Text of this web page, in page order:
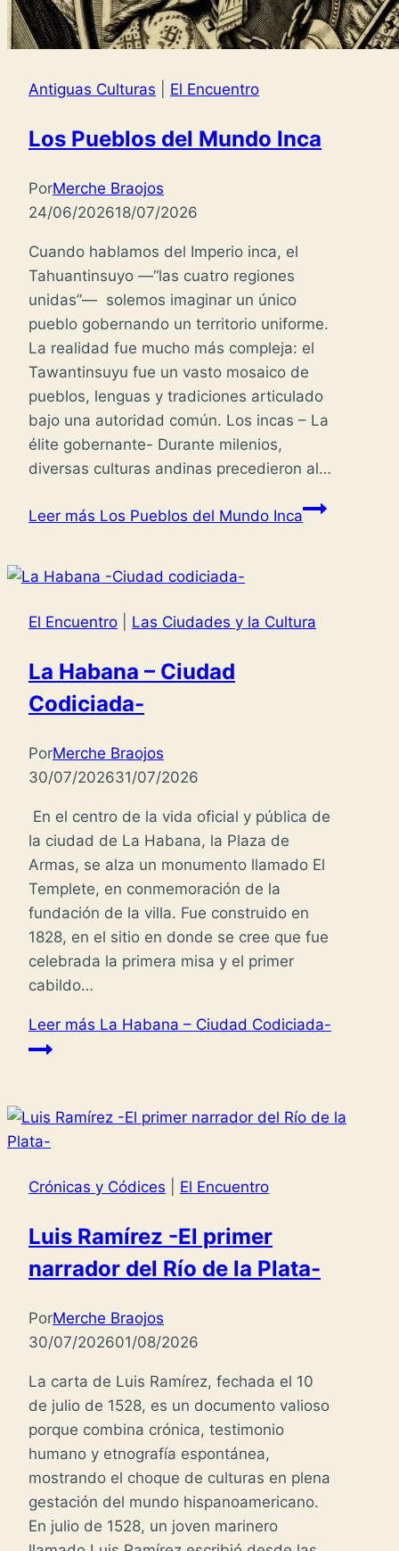
Antiguas Culturas El Encuentro
Los Pueblos del Mundo Inca
PorMerche Braojos
24/06/202618/07/2026
Cuando hablamos del Imperio inca, el
Tahuantinsuyo —“las cuatro regiones
unidas”— solemos imaginar un único
pueblo gobernando un territorio uniforme.
La realidad fue mucho más compleja: el
Tawantinsuyu fue un vasto mosaico de
pueblos, lenguas y tradiciones articulado
bajo una autoridad común. Los incas – La
élite gobernante- Durante milenios,
diversas culturas andinas precedieron al…
Leer más Los Pueblos del Mundo Inca
El Encuentro Las Ciudades y la Cultura
La Habana – Ciudad
Codiciada-
PorMerche Braojos
30/07/202631/07/2026
En el centro de la vida oficial y pública de
la ciudad de La Habana, la Plaza de
Armas, se alza un monumento llamado El
Templete, en conmemoración de la
fundación de la villa. Fue construido en
1828, en el sitio en donde se cree que fue
celebrada la primera misa y el primer
cabildo…
Leer más La Habana – Ciudad Codiciada-
Crónicas y Códices El Encuentro
Luis Ramírez -El primer
narrador del Río de la Plata-
PorMerche Braojos
30/07/202601/08/2026
La carta de Luis Ramírez, fechada el 10
de julio de 1528, es un documento valioso
porque combina crónica, testimonio
humano y etnografía espontánea,
mostrando el choque de culturas en plena
gestación del mundo hispanoamericano.
En julio de 1528, un joven marinero